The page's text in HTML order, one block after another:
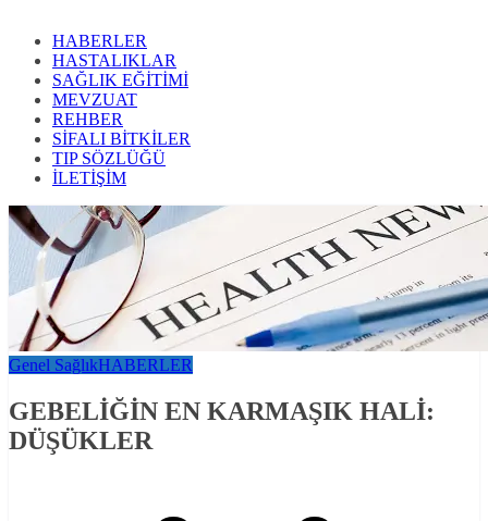
HABERLER
HASTALIKLAR
SAĞLIK EĞİTİMİ
MEVZUAT
REHBER
SİFALI BİTKİLER
TIP SÖZLÜĞÜ
İLETİŞİM
Genel SağlıkHABERLER
GEBELİĞİN EN KARMAŞIK HALİ:
DÜŞÜKLER